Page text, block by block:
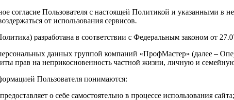
согласие Пользователя с настоящей Политикой и указанными в
от использования сервисов.
разработана в соответствии с Федеральным законом от
данных группой компаний «ПрофМастер» (далее –
прав на неприкосновенность частной жизни, личную и
Пользователя понимаются:
о себе самостоятельно в процессе использования сайта;